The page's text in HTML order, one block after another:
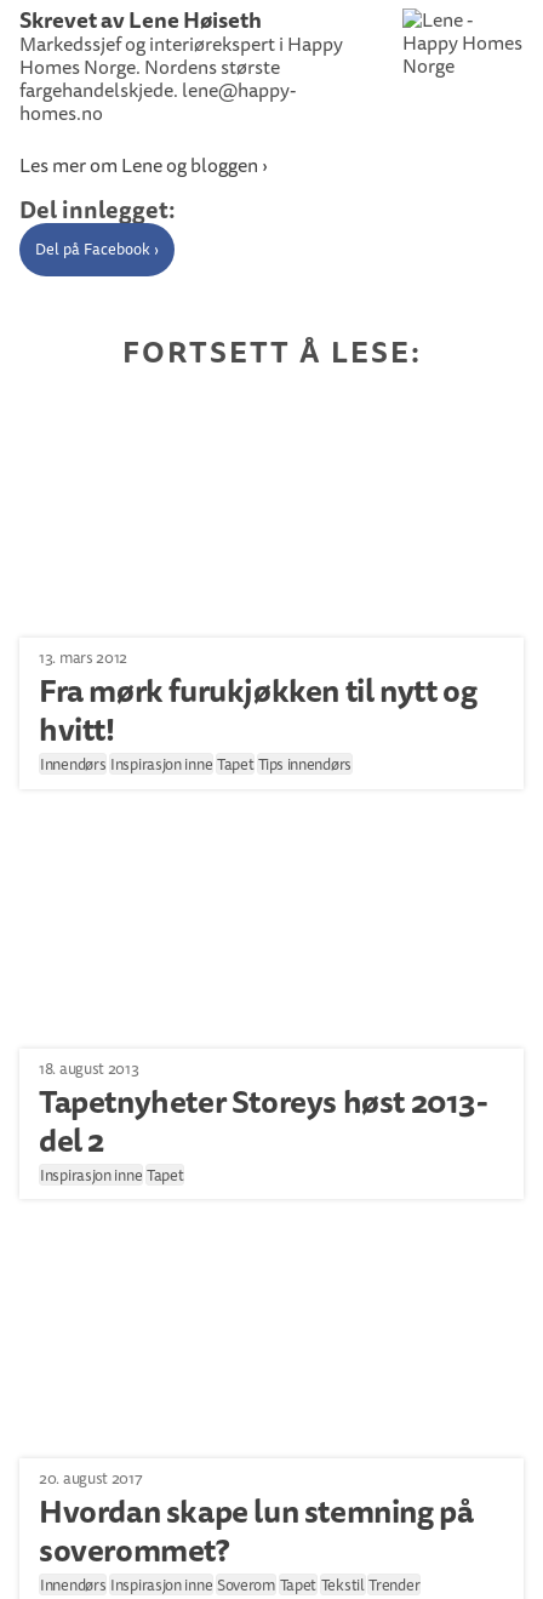
Skrevet av Lene Høiseth
Markedssjef og interiørekspert i Happy
Homes Norge. Nordens største
fargehandelskjede. lene@happy-
homes.no
Les mer om Lene og bloggen ›
Del innlegget:
Del på Facebook ›
FORTSETT Å LESE:
13. mars 2012
Fra mørk furukjøkken til nytt og
hvitt!
Innendørs Inspirasjon inne TapetTips innendørs
18. august 2013
Tapetnyheter Storeys høst 2013-
del 2
Inspirasjon inne Tapet
20. august 2017
Hvordan skape lun stemning på
soverommet?
Innendørs Inspirasjon inne Soverom Tapet TekstilTrender